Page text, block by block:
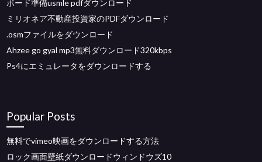
ボード準備usmle pdfダウンロード
ミリオネア不動産投資家のPDFダウンロード
.osmファイルをダウンロード
Ahzee go gyal mp3無料ダウンロード320kbps
Ps4にエミュレータをダウンロードする
Popular Posts
無料でvimeo映画をダウンロードする方法
ロック画面壁紙ダウンロードウィンドウズ10